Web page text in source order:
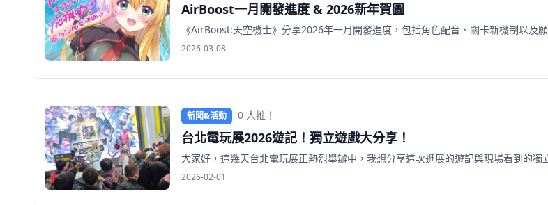
AirBoost一月開發進度 & 2026新年賀圖
《AirBoost:天空機士》分享2026年一月開發進度，包括角色配音、關卡新機制以及
2026-03-08
新聞&活動 0 人推！
台北電玩展2026遊記！獨立遊戲大分享！
大家好，這幾天台北電玩展正熱烈舉辦中，我想分享這次逛展的遊記與現場看到的獨
2026-02-01